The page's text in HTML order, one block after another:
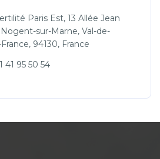
Paris Est, 13 Allée Jean
sur-Marne, Val-de-
94130, France
41 95 50 54